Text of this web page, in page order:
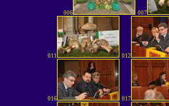
006 007
011 012
016 017